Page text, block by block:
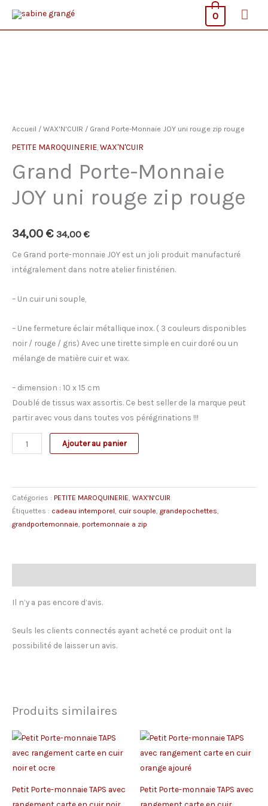
0
Accueil / WAX'N'CUIR / Grand Porte-Monnaie JOY uni rouge zip rouge
PETITE MAROQUINERIE WAX'N'CUIR
Grand Porte-Monnaie
JOY uni rouge zip rouge
34,00 € 34,00 €
Ce Grand porte-monnaie JOY est un joli produit manufacturé
intégralement dans notre atelier finistérien.
– Un cuir uni souple,
– Une fermeture éclair métallique inox. ( 3 couleurs disponibles
noir / rouge / gris) Avec une tirette simple en cuir doré ou un
mélange de matière cuir et wax.
– dimension : 10 x 15 cm
Doublé de tissus wax assortis. Ce best seller de la marque peut
partir avec vous dans toutes vos pérégrinations !!!
quantité
de
Porte-
Monnaie
JOY
uni
Ajouter au panier
Catégories : PETITE MAROQUINERIE, WAX'N'CUIR
Étiquettes : cadeau intemporel, cuir souple, grandepochettes,
grandportemonnaie, portemonnaie a zip
Il n’y a pas encore d’avis.
Seuls les clients connectés ayant acheté ce produit ont la
possibilité de laisser un avis.
Produits similaires
Petit Porte-monnaie TAPS avec
Petit Porte-monnaie TAPS avec